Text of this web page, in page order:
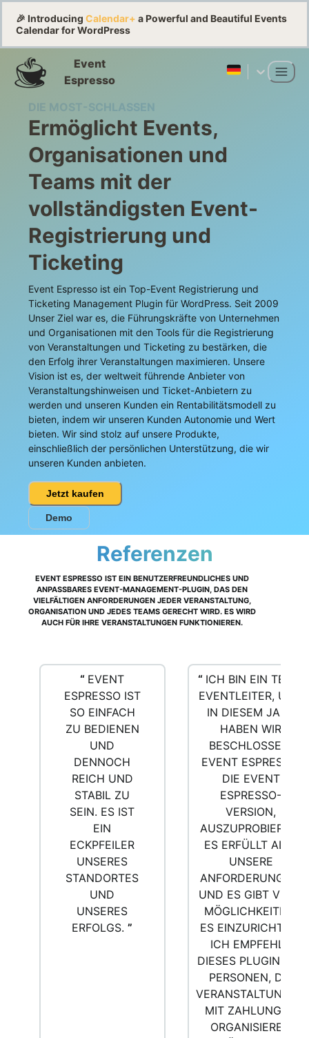
🎉 Introducing Calendar+ a Powerful and Beautiful Events
Calendar for WordPress
Event
Espresso
DIE MOST-SCHLASSEN
Ermöglicht Events,
Organisationen und
Teams mit der
vollständigsten Event-
Registrierung und
Ticketing
Event Espresso ist ein Top-Event Registrierung und
Ticketing Management Plugin für WordPress. Seit 2009
Unser Ziel war es, die Führungskräfte von Unternehmen
und Organisationen mit den Tools für die Registrierung
von Veranstaltungen und Ticketing zu bestärken, die
den Erfolg ihrer Veranstaltungen maximieren. Unsere
Vision ist es, der weltweit führende Anbieter von
Veranstaltungshinweisen und Ticket-Anbietern zu
werden und unseren Kunden ein Rentabilitätsmodell zu
bieten, indem wir unseren Kunden Autonomie und Wert
bieten. Wir sind stolz auf unsere Produkte,
einschließlich der persönlichen Unterstützung, die wir
unseren Kunden anbieten.
Jetzt kaufen
Demo
Referenzen
EVENT ESPRESSO IST EIN BENUTZERFREUNDLICHES UND
ANPASSBARES EVENT-MANAGEMENT-PLUGIN, DAS DEN
VIELFÄLTIGEN ANFORDERUNGEN JEDER VERANSTALTUNG,
ORGANISATION UND JEDES TEAMS GERECHT WIRD. ES WIRD
AUCH FÜR IHRE VERANSTALTUNGEN FUNKTIONIEREN.
“ EVENT
ESPRESSO IST
SO EINFACH
ZU BEDIENEN
UND
DENNOCH
REICH UND
STABIL ZU
SEIN. ES IST
EIN
ECKPFEILER
UNSERES
STANDORTES
UND
UNSERES
ERFOLGS. ”
“ ICH BIN EIN TEDX-
EVENTLEITER, UND
IN DIESEM JAHR
HABEN WIR
BESCHLOSSEN,
EVENT ESPRESSO,
DIE EVENT
ESPRESSO-
VERSION,
AUSZUPROBIEREN.
ES ERFÜLLT ALLE
UNSERE
ANFORDERUNGEN,
UND ES GIBT VIELE
MÖGLICHKEITEN,
ES EINZURICHTEN.
ICH EMPFEHLE
DIESES PLUGIN FÜR
PERSONEN, DIE
VERANSTALTUNGEN
MIT ZAHLUNGEN
ORGANISIEREN